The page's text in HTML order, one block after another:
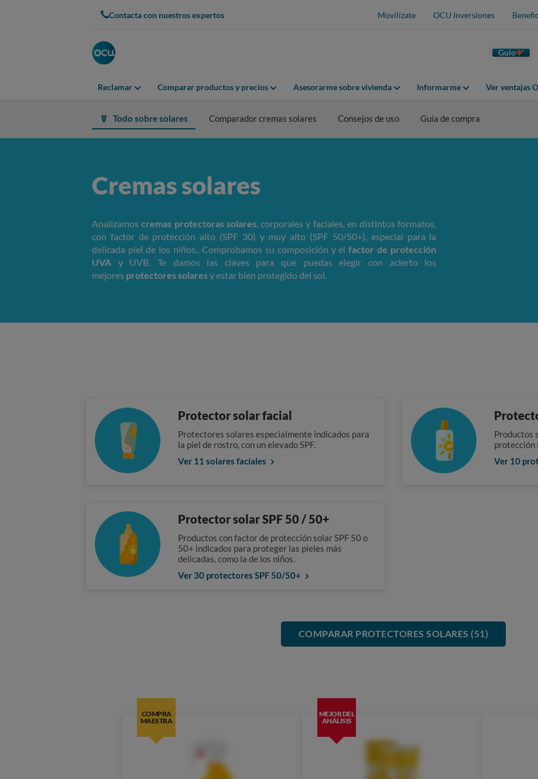
Contacta con nuestros expertos Movilízate OCU Inversiones
Guio
Reclamar Comparar productos y precios Asesorarme sobre vivienda Informarme Ver ventajas
Todo sobre solares Comparador cremas solares Consejos de uso Guía de compra
Cremas solares
Analizamoscremas protectoras solares, corporales y faciales, en distintos formatos,
con factor de protección alto (SPF 30) y muy alto (SPF 50/50+), especial para la
delicada piel de los niños,. Comprobamos su composición y elfactor de protección
UVA y UVB. Te damos las claves para que puedas elegir con acierto los
mejores protectores solaresy estar bien protegido del sol.
Protector solar facial
Protectores solares especialmente indicados para
la piel de rostro, con un elevado SPF.
Ver 11 solares faciales
Productos
protección
Ver 10
Protector solar SPF 50 / 50+
Productos con factor de protección solar SPF 50 o
50+ indicados para proteger las pieles más
delicadas, como la de los niños.
Ver 30 protectores SPF 50/50+
COMPARAR PROTECTORES SOLARES (51)
COMPRA
MAESTRA
MEJOR DEL
ANÁLISIS